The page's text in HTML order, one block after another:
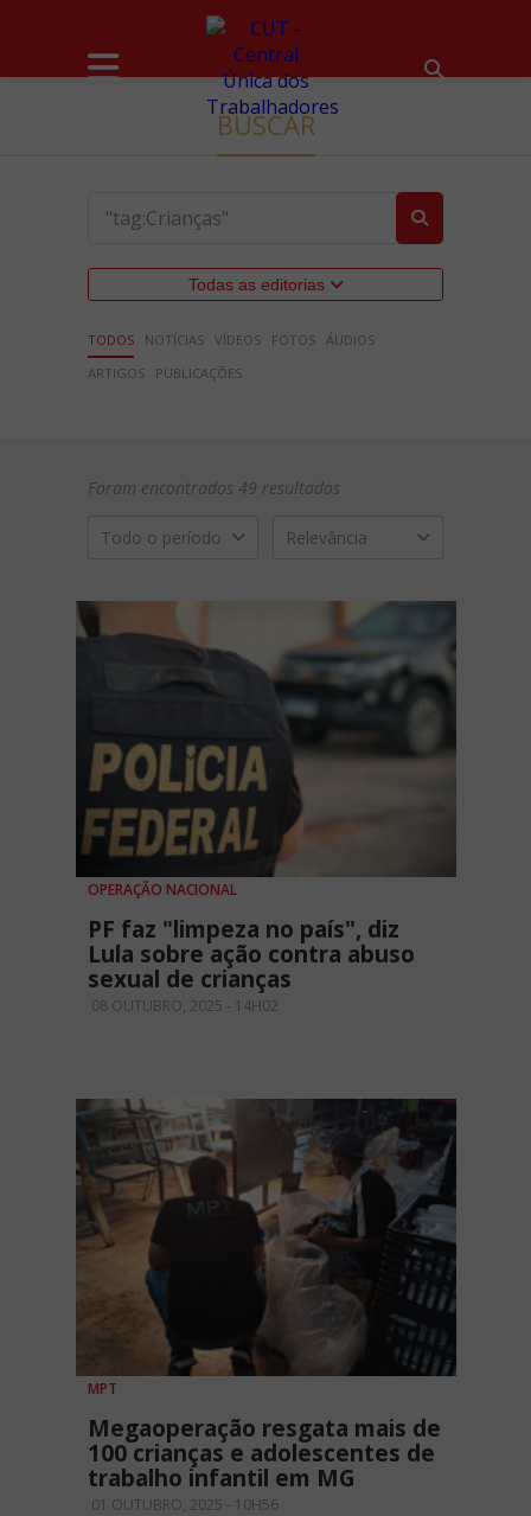
BUSCAR
Todas as editorias
TODOS NOTÍCIAS VÍDEOS FOTOS ÁUDIOS
ARTIGOS
PUBLICAÇÕES
Foram encontrados 49 resultados
Todo o período Relevância
OPERAÇÃO NACIONAL
PF faz "limpeza no país", diz
Lula sobre ação contra abuso
sexual de crianças
08 OUTUBRO, 2025 - 14H02
MPT
Megaoperação resgata mais de
100 crianças e adolescentes de
trabalho infantil em MG
01 OUTUBRO, 2025 - 10H56